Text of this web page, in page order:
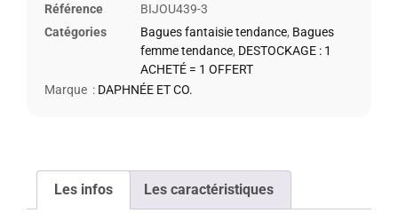
Référence
BIJOU439-3
Catégories
Bagues fantaisie tendance, Bagues
femme tendance, DESTOCKAGE : 1
ACHETÉ = 1 OFFERT
Marque : DAPHNÉE ET CO.
Les infos Les caractéristiques